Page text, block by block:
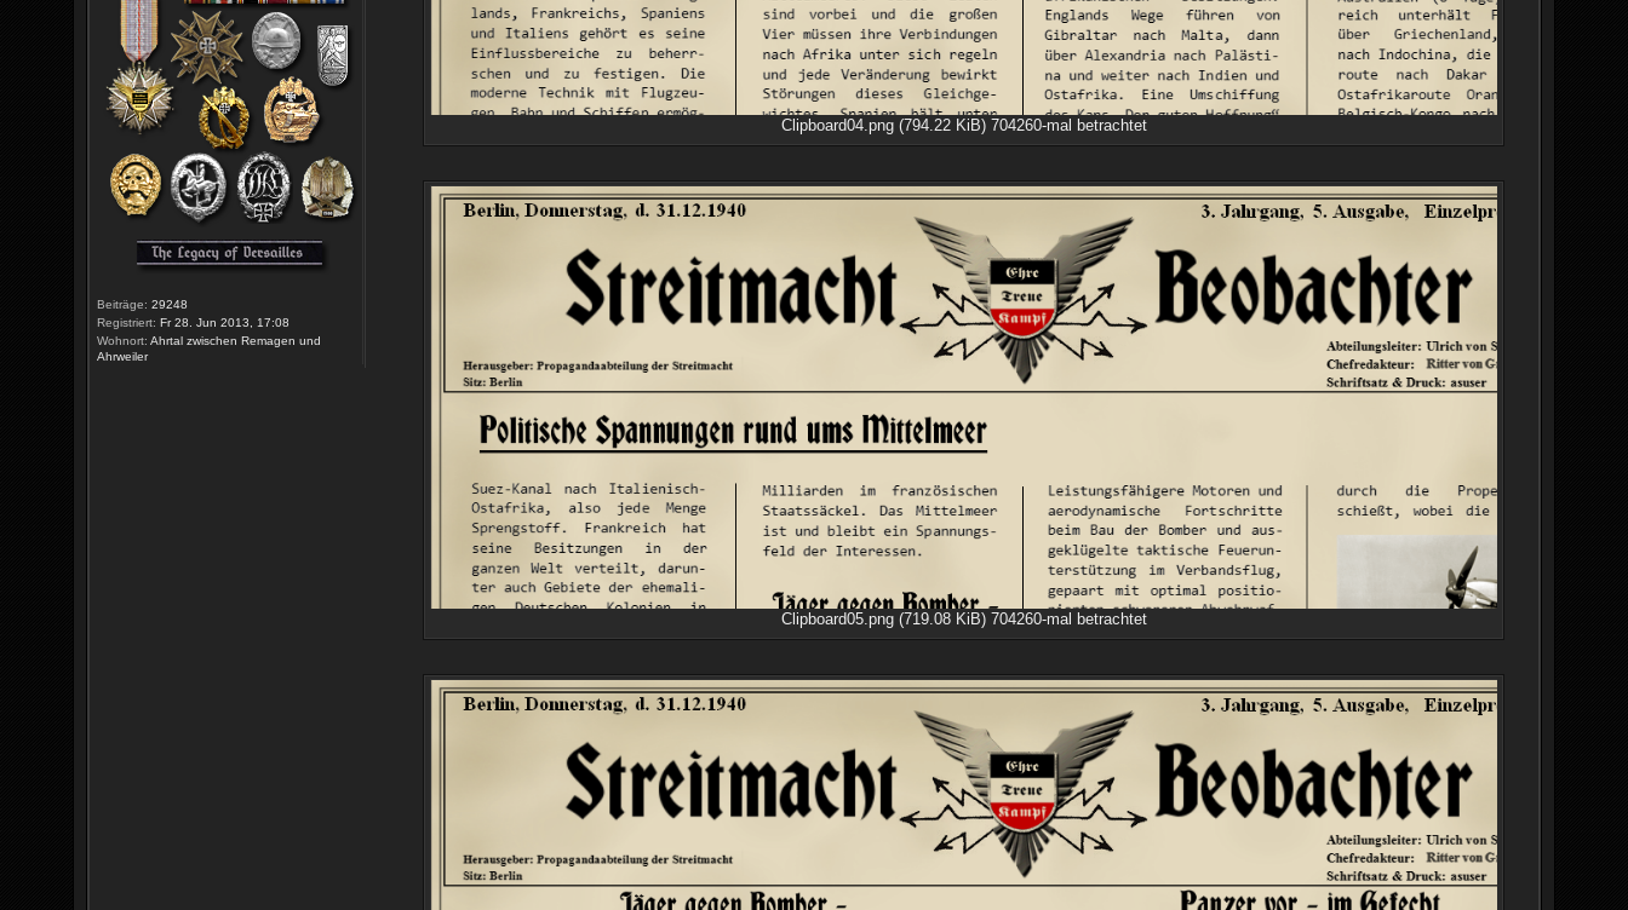
Beiträge: 29248
Registriert: Fr 28. Jun 2013, 17:08
Wohnort: Ahrtal zwischen Remagen und
Ahrweiler
Clipboard04.png (794.22 KiB) 704260-mal betrachtet
Clipboard05.png (719.08 KiB) 704260-mal betrachtet